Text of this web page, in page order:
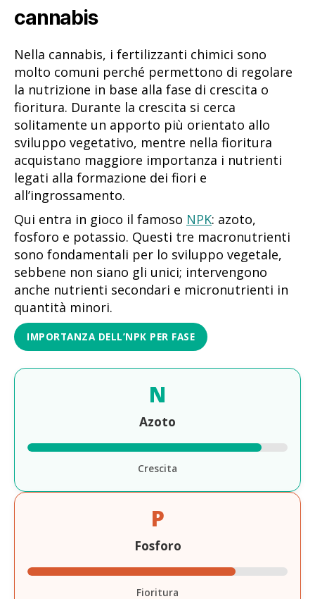
cannabis
Nella cannabis, i fertilizzanti chimici sono
molto comuni perché permettono di regolare
la nutrizione in base alla fase di crescita o
fioritura. Durante la crescita si cerca
solitamente un apporto più orientato allo
sviluppo vegetativo, mentre nella fioritura
acquistano maggiore importanza i nutrienti
legati alla formazione dei fiori e
all’ingrossamento.
Qui entra in gioco il famoso NPK: azoto,
fosforo e potassio. Questi tre macronutrienti
sono fondamentali per lo sviluppo vegetale,
sebbene non siano gli unici; intervengono
anche nutrienti secondari e micronutrienti in
quantità minori.
IMPORTANZA DELL’NPK PER FASE
N
Azoto
Crescita
P
Fosforo
Fioritura